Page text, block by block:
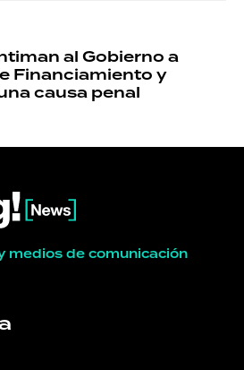
al Gobierno a
Financiamiento y
causa penal
medios de comunicación